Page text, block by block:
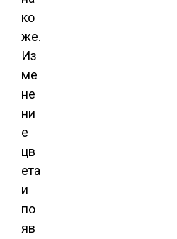
ко
же.
Из
ме
не
ни
е
цв
ета
и
по
яв